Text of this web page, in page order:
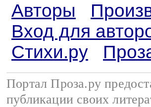
Авторы
Вход для
Стихи.ру
Портал Проза.ру
публикации своих